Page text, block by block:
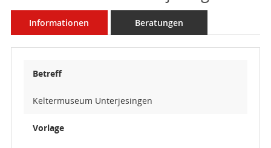
Informationen Beratungen
Betreff
Keltermuseum Unterjesingen
Vorlage